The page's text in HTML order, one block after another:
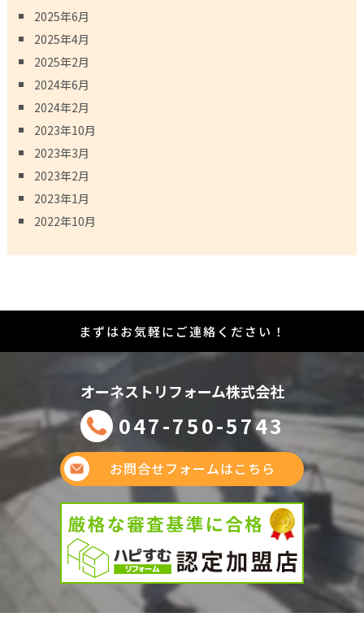
2025年6月
2025年4月
2025年2月
2024年6月
2024年2月
2023年10月
2023年3月
2023年2月
2023年1月
2022年10月
まずはお気軽にご連絡ください！
オーネストリフォーム株式会社
047-750-5743
お問合せフォームはこちら